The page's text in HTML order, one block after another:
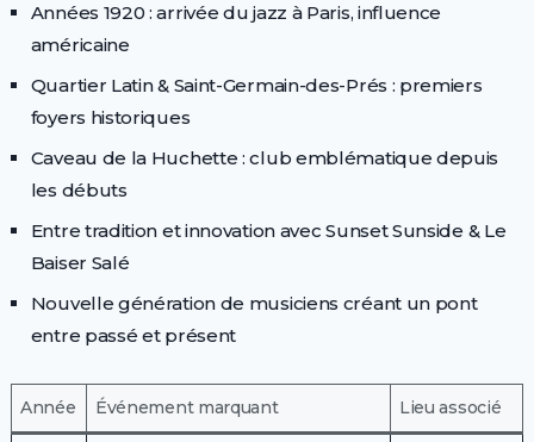
Années 1920 : arrivée du jazz à Paris, influence
américaine
Quartier Latin & Saint-Germain-des-Prés : premiers
foyers historiques
Caveau de la Huchette : club emblématique depuis
les débuts
Entre tradition et innovation avec Sunset Sunside & Le
Baiser Salé
Nouvelle génération de musiciens créant un pont
entre passé et présent
Année Événement marquant Lieu associé